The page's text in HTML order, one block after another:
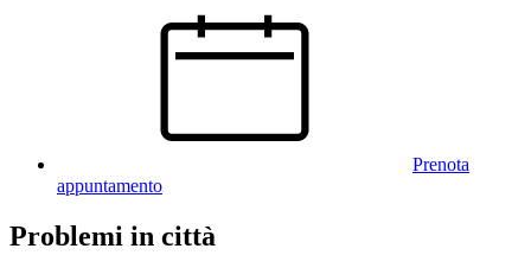
Prenota
appuntamento
Problemi in città